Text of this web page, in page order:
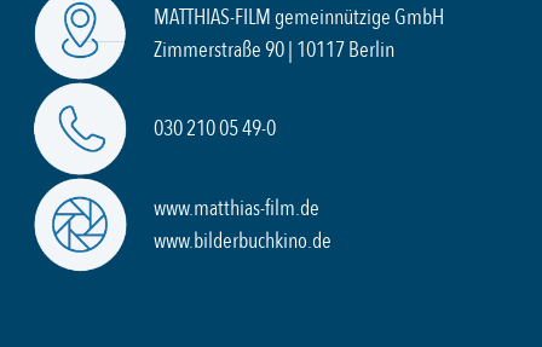
MATTHIAS-FILM gemeinnützige GmbH
Zimmerstraße 90 | 10117 Berlin
030 210 05 49-0
www.matthias-film.de
www.bilderbuchkino.de